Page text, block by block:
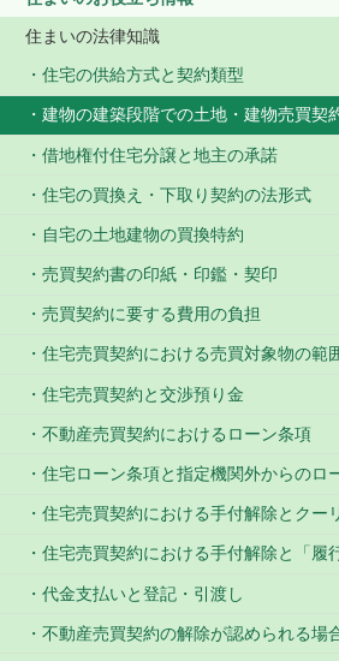
住まいの法律知識
住宅の供給方式と契約類型
建物の建築段階での土地・建物売買契
借地権付住宅分譲と地主の承諾
住宅の買換え・下取り契約の法形式
自宅の土地建物の買換特約
売買契約書の印紙・印鑑・契印
売買契約に要する費用の負担
住宅売買契約における売買対象物の範
住宅売買契約と交渉預り金
不動産売買契約におけるローン条項
住宅ローン条項と指定機関外からのロ
住宅売買契約における手付解除とクー
住宅売買契約における手付解除と「履
代金支払いと登記・引渡し
不動産売買契約の解除が認められる場